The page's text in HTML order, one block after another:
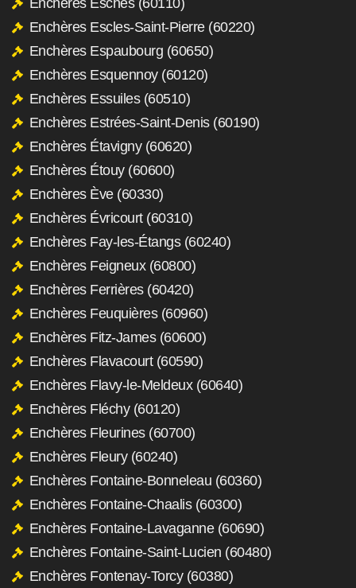
Enchères Escles-Saint-Pierre (60220)
Enchères Espaubourg (60650)
Enchères Esquennoy (60120)
Enchères Essuiles (60510)
Enchères Estrées-Saint-Denis (60190)
Enchères Étavigny (60620)
Enchères Étouy (60600)
Enchères Ève (60330)
Enchères Évricourt (60310)
Enchères Fay-les-Étangs (60240)
Enchères Feigneux (60800)
Enchères Ferrières (60420)
Enchères Feuquières (60960)
Enchères Fitz-James (60600)
Enchères Flavacourt (60590)
Enchères Flavy-le-Meldeux (60640)
Enchères Fléchy (60120)
Enchères Fleurines (60700)
Enchères Fleury (60240)
Enchères Fontaine-Bonneleau (60360)
Enchères Fontaine-Chaalis (60300)
Enchères Fontaine-Lavaganne (60690)
Enchères Fontaine-Saint-Lucien (60480)
Enchères Fontenay-Torcy (60380)